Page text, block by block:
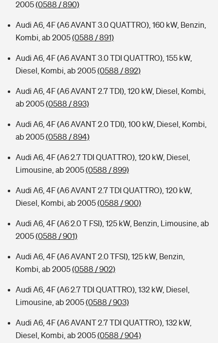
2005(0588 / 890)
Audi A6, 4F (A6 AVANT 3.0 QUATTRO), 160 kW, Benzin,
Kombi, ab 2005(0588 / 891)
Audi A6, 4F (A6 AVANT 3.0 TDI QUATTRO), 155 kW,
Diesel, Kombi, ab 2005(0588 / 892)
Audi A6, 4F (A6 AVANT 2.7 TDI), 120 kW, Diesel, Kombi,
ab 2005(0588 / 893)
Audi A6, 4F (A6 AVANT 2.0 TDI), 100 kW, Diesel, Kombi,
ab 2005(0588 / 894)
Audi A6, 4F (A6 2.7 TDI QUATTRO), 120 kW, Diesel,
Limousine, ab 2005(0588 / 899)
Audi A6, 4F (A6 AVANT 2.7 TDI QUATTRO), 120 kW,
Diesel, Kombi, ab 2005(0588 / 900)
Audi A6, 4F (A6 2.0 T FSI), 125 kW, Benzin, Limousine, ab
2005(0588 / 901)
Audi A6, 4F (A6 AVANT 2.0 TFSI), 125 kW, Benzin,
Kombi, ab 2005(0588 / 902)
Audi A6, 4F (A6 2.7 TDI QUATTRO), 132 kW, Diesel,
Limousine, ab 2005(0588 / 903)
Audi A6, 4F (A6 AVANT 2.7 TDI QUATTRO), 132 kW,
Diesel, Kombi, ab 2005(0588 / 904)